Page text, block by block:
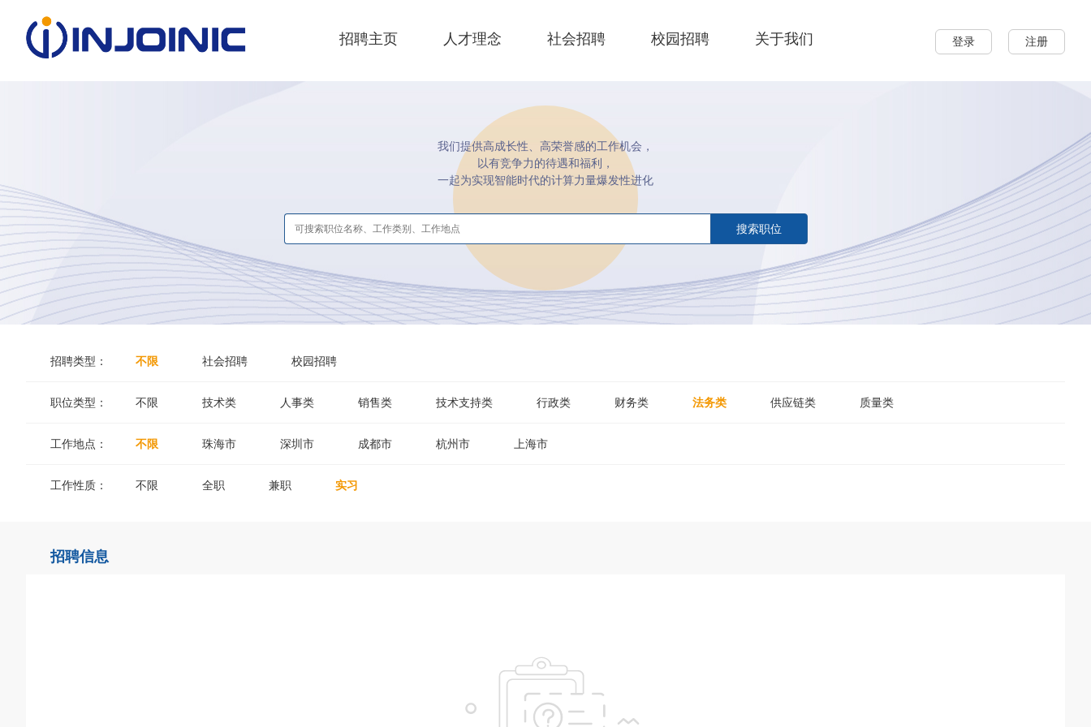
登录 注册
招聘主页 人才理念 社会招聘 校园招聘 关于我们
我们提供高成长性、高荣誉感的工作机会，
以有竞争力的待遇和福利，
一起为实现智能时代的计算力量爆发性进化
搜索职位
招聘类型： 不限 社会招聘 校园招聘
职位类型： 不限 技术类 人事类 销售类 技术支持类 行政类 财务类 法务类 供应链类 质量类
工作地点： 不限 珠海市 深圳市 成都市 杭州市 上海市
工作性质： 不限 全职 兼职 实习
招聘信息